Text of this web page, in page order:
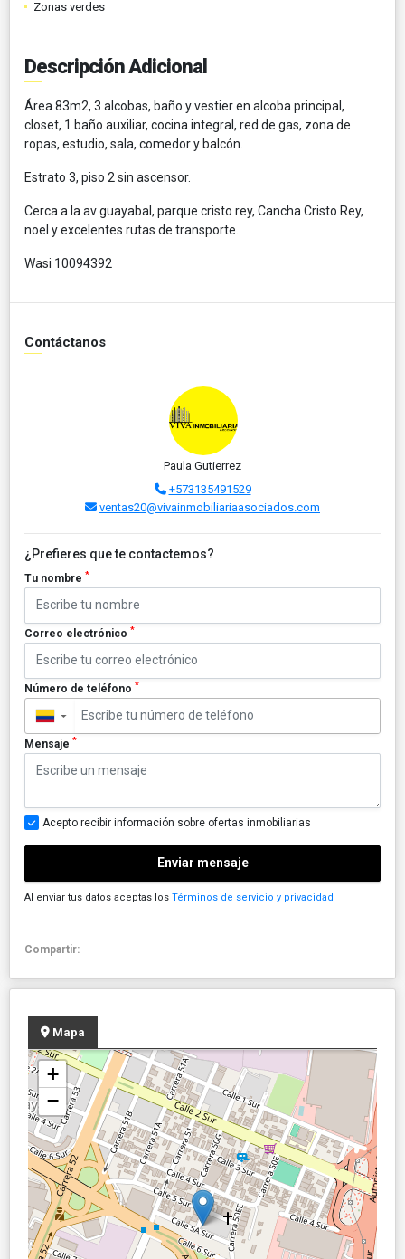
Zonas verdes
Descripción Adicional
Área 83m2, 3 alcobas, baño y vestier en alcoba principal,
closet, 1 baño auxiliar, cocina integral, red de gas, zona de
ropas, estudio, sala, comedor y balcón.
Estrato 3, piso 2 sin ascensor.
Cerca a la av guayabal, parque cristo rey, Cancha Cristo Rey,
noel y excelentes rutas de transporte.
Wasi 10094392
Contáctanos
Paula Gutierrez
+573135491529
ventas20@vivainmobiliariaasociados.com
¿Prefieres que te contactemos?
Tu nombre *
Correo electrónico *
Número de teléfono *
▼
Mensaje *
Acepto recibir información sobre ofertas inmobiliarias
Enviar mensaje
Al enviar tus datos aceptas los Términos de servicio y privacidad
Compartir:
Mapa
+
−